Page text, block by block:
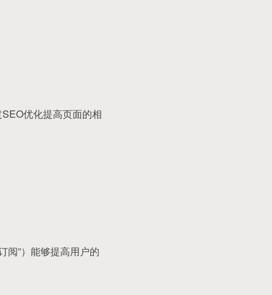
优化提高页面的相
阅”）能够提高用户的